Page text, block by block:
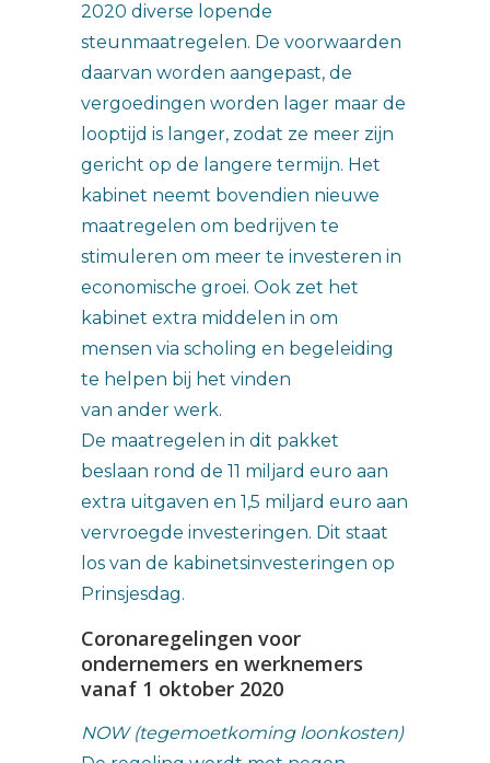
2020 diverse lopende
steunmaatregelen. De voorwaarden
daarvan worden aangepast, de
vergoedingen worden lager maar de
looptijd is langer, zodat ze meer zijn
gericht op de langere termijn. Het
kabinet neemt bovendien nieuwe
maatregelen om bedrijven te
stimuleren om meer te investeren in
economische groei. Ook zet het
kabinet extra middelen in om
mensen via scholing en begeleiding
te helpen bij het vinden
van ander werk.
De maatregelen in dit pakket
beslaan rond de 11 miljard euro aan
extra uitgaven en 1,5 miljard euro aan
vervroegde investeringen. Dit staat
los van de kabinetsinvesteringen op
Prinsjesdag.
Coronaregelingen voor
ondernemers en werknemers
vanaf 1 oktober 2020
NOW (tegemoetkoming loonkosten)